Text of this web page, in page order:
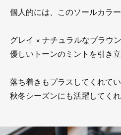
個人的には、このソールカラ
グレイ × ナチュラルなブラウ
優しいトーンのミントを引き
落ち着きもプラスしてくれて
秋冬シーズンにも活躍してく